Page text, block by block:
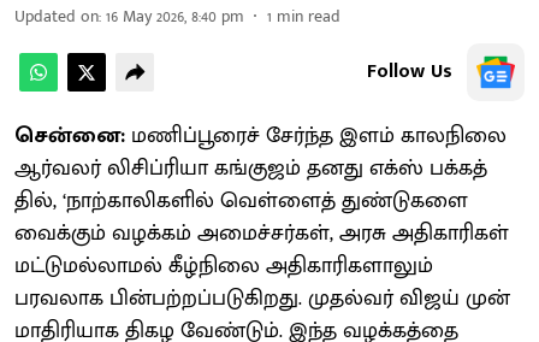
Updated on:16 May 2026, 8:40 pm 1 min read
Follow Us
சென்னை: மணிப்​பூரைச் சேர்ந்த இளம் காலநிலை
ஆர்​வலர் லிசிப்​ரியா கங்​குஜம் தனது எக்ஸ் பக்​கத்​
தில், ‘நாற்​காலிகளில் வெள்​ளைத் துண்​டு​களை
வைக்​கும் வழக்​கம் அமைச்​சர்​கள், அரசு அதி​காரி​கள்
மட்​டுமல்​லாமல் கீழ்​நிலை அதி​காரி​களாலும்
பரவலாக பின்​பற்​றப்​படு​கிறது. முதல்​வர் விஜய் முன்​
மா​திரி​யாக திகழ வேண்​டும். இந்த வழக்​கத்தை